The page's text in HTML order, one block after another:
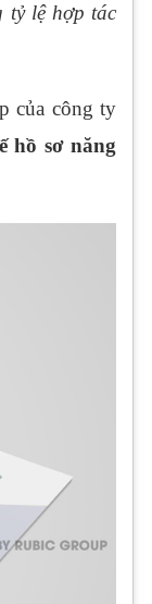
tỷ lệ hợp tác
của công ty
hồ sơ năng